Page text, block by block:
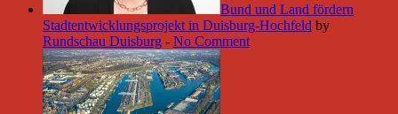
Bund und Land fördern
Stadtentwicklungsprojekt in Duisburg-Hochfeld by
Rundschau Duisburg - No Comment